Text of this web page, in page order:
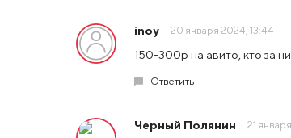
inoy 20 января 2024, 13:44
150-300р на авито, кто за
Ответить
Черный Полянин 21